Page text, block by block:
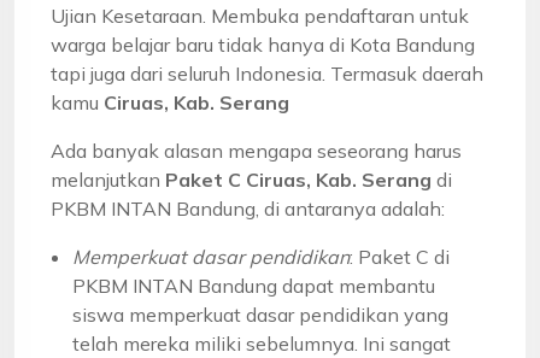
Ujian Kesetaraan. Membuka pendaftaran untuk
warga belajar baru tidak hanya di Kota Bandung
tapi juga dari seluruh Indonesia. Termasuk daerah
kamu Ciruas, Kab. Serang
Ada banyak alasan mengapa seseorang harus
melanjutkan Paket C Ciruas, Kab. Serang di
PKBM INTAN Bandung, di antaranya adalah:
Memperkuat dasar pendidikan: Paket C di
PKBM INTAN Bandung dapat membantu
siswa memperkuat dasar pendidikan yang
telah mereka miliki sebelumnya. Ini sangat